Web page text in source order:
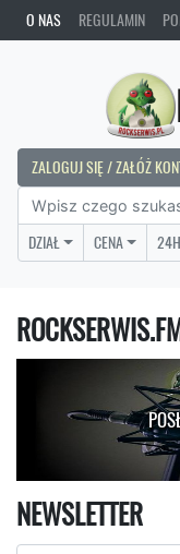
O NAS REGULAMIN
ZALOGUJ SIĘ / ZAŁÓŻ
DZIAŁ CENA
NEWSLETTER